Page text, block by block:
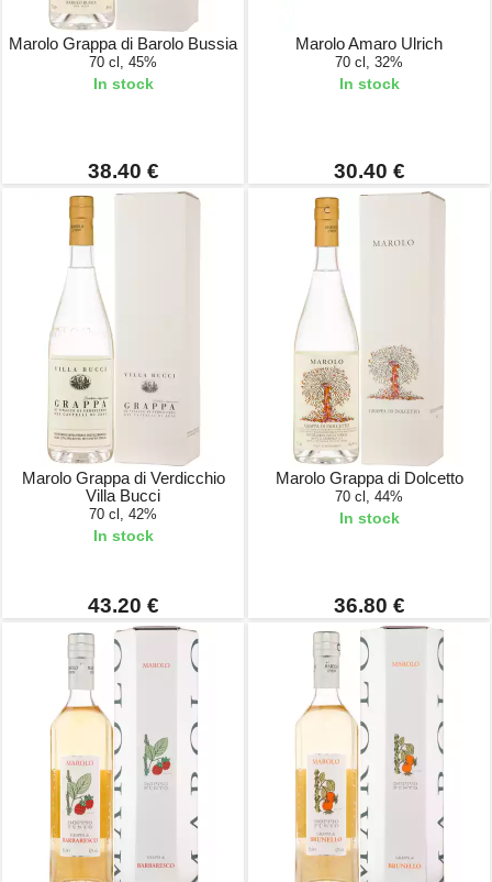
Marolo Grappa di Barolo Bussia
70 cl, 45%
In stock
38.40 €
Marolo Amaro Ulrich
70 cl, 32%
In stock
30.40 €
Marolo Grappa di Verdicchio
Villa Bucci
70 cl, 42%
In stock
43.20 €
Marolo Grappa di Dolcetto
70 cl, 44%
In stock
36.80 €